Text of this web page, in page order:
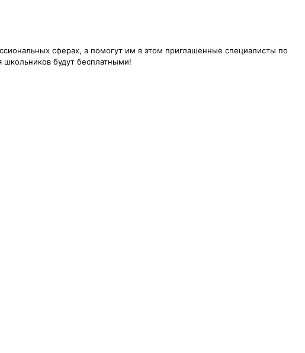
сферах, а помогут им в этом приглашенные специалисты по
школьников будут бесплатными!